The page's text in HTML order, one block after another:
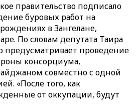
правительство подписало
буровых работ на
в Зангелане,
По словам депутата Таира
проведение
консорциума,
совместно с одной
«После того, как
от оккупации, будут